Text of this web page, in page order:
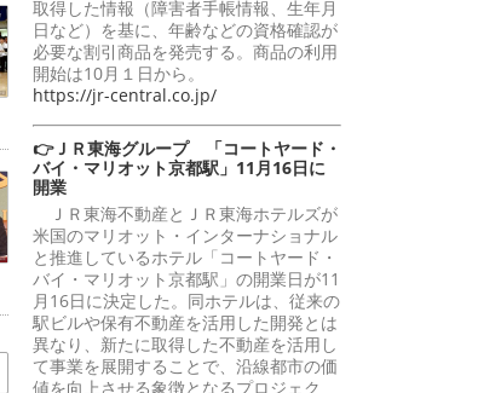
取得した情報（障害者手帳情報、生年月
日など）を基に、年齢などの資格確認が
必要な割引商品を発売する。商品の利用
開始は10月１日から。
https://jr-central.co.jp/
👉ＪＲ東海グループ 「コートヤード・
バイ・マリオット京都駅」11月16日に
開業
ＪＲ東海不動産とＪＲ東海ホテルズが
米国のマリオット・インターナショナル
と推進しているホテル「コートヤード・
バイ・マリオット京都駅」の開業日が11
月16日に決定した。同ホテルは、従来の
駅ビルや保有不動産を活用した開発とは
異なり、新たに取得した不動産を活用し
て事業を展開することで、沿線都市の価
値を向上させる象徴となるプロジェク